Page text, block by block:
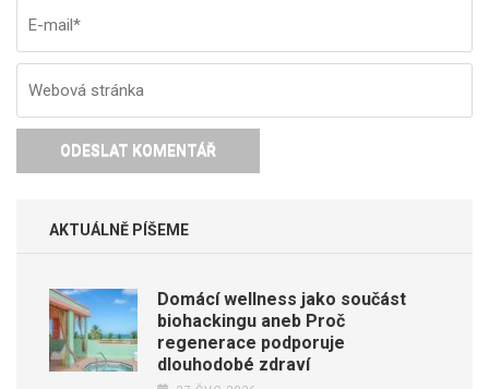
AKTUÁLNĚ PÍŠEME
Domácí wellness jako součást
biohackingu aneb Proč
regenerace podporuje
dlouhodobé zdraví